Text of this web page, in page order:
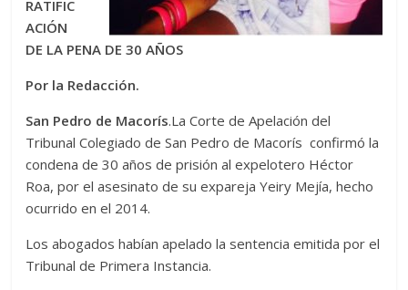
RATIFIC
ACIÓN
DE LA PENA DE 30 AÑOS
Por la Redacción.
San Pedro de Macorís.La Corte de Apelación del
Tribunal Colegiado de San Pedro de Macorís confirmó la
condena de 30 años de prisión al expelotero Héctor
Roa, por el asesinato de su expareja Yeiry Mejía, hecho
ocurrido en el 2014.
Los abogados habían apelado la sentencia emitida por el
Tribunal de Primera Instancia.